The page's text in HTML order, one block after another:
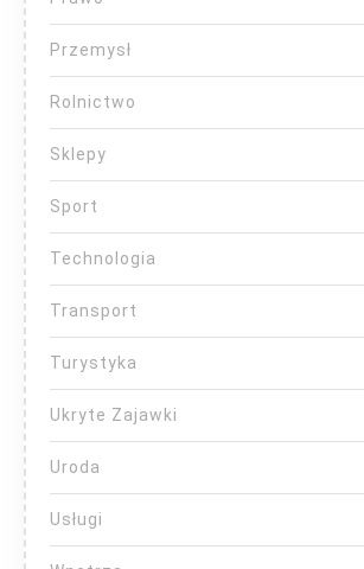
Przemysł
Rolnictwo
Sklepy
Sport
Technologia
Transport
Turystyka
Ukryte Zajawki
Uroda
Usługi